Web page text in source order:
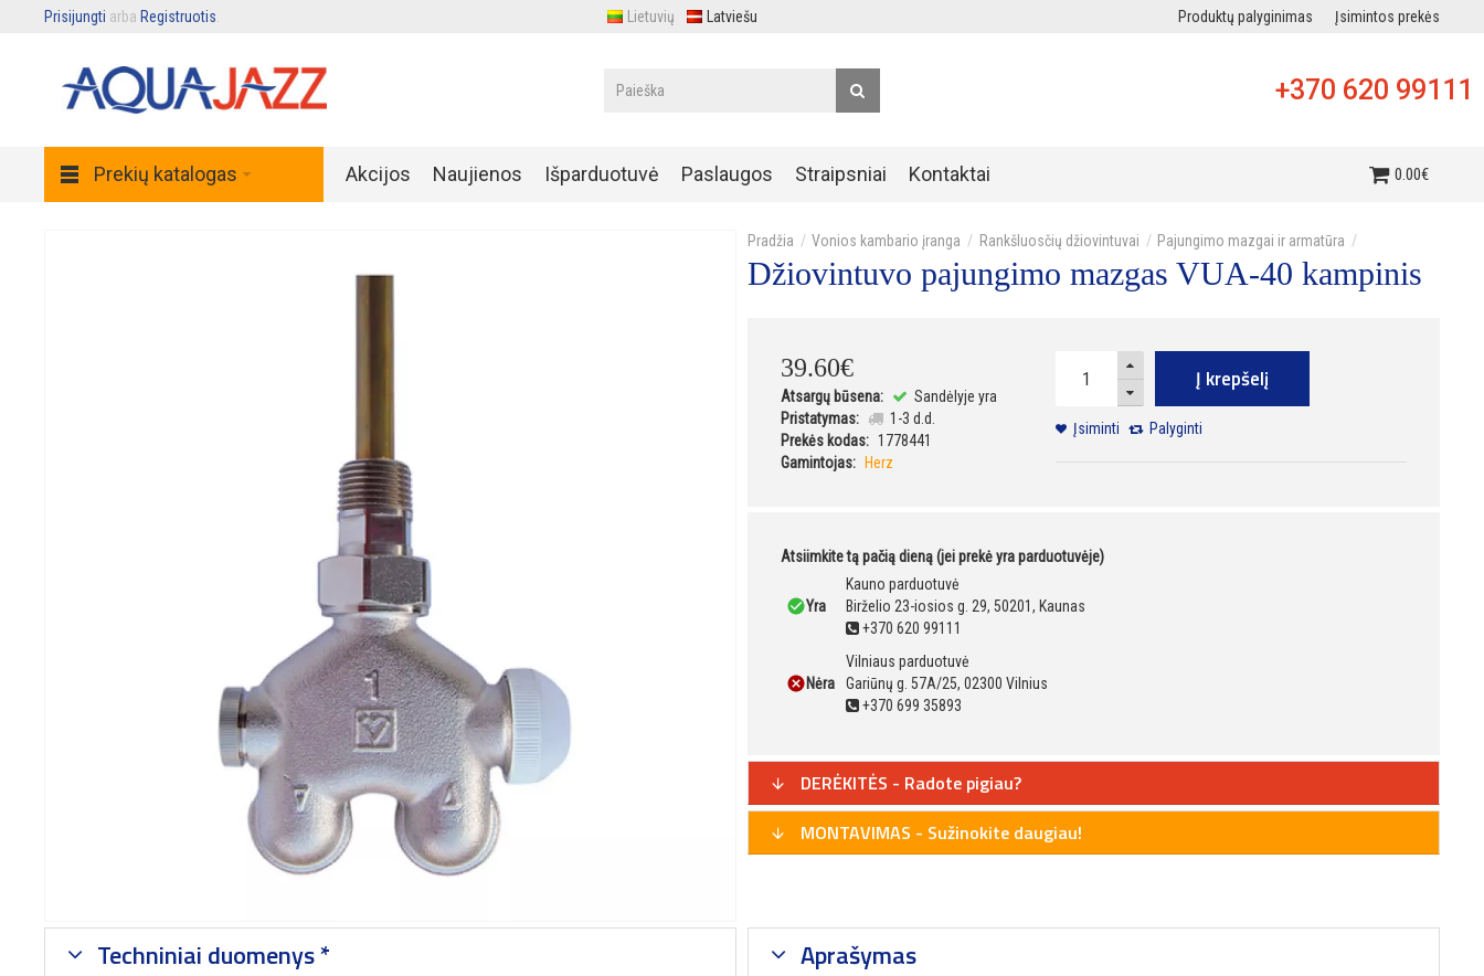
Prisijungti arba Registruotis Lietuvių Latviešu Produktų palyginimas Įsimintos prekės
+370 620 99111
Prekių katalogas Akcijos Naujienos Išparduotuvė Paslaugos Straipsniai Kontaktai 0.00€
Vonios kambario įranga Rankšluosčių džiovintuvai Pajungimo mazgai ir armatūra
Džiovintuvo pajungimo mazgas VUA-40 kampinis
39.60€
Atsargų būsena:
Sandėlyje yra
Pristatymas:
1-3 d.d.
Prekės kodas: 1778441
Gamintojas:
Herz
Į krepšelį
Įsiminti Palyginti
Atsiimkite tą pačią dieną (jei prekė yra parduotuvėje)
Yra
Kauno parduotuvė
Birželio 23-iosios g. 29, 50201, Kaunas
+370 620 99111
Nėra
Vilniaus parduotuvė
Gariūnų g. 57A/25, 02300 Vilnius
+370 699 35893
DERĖKITĖS - Radote pigiau?
MONTAVIMAS - Sužinokite daugiau!
Techniniai duomenys * Aprašymas